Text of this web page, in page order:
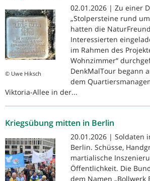
© Uwe Hiksch
02.01.2026 | Zu einer
„Stolpersteine rund um
hatten die
Interessierten
im Rahmen des
Wohnzimmer“
DenkMalTour begann
dem
Viktoria-Allee in der...
Kriegsübung mitten in Berlin
20.01.2026 | Soldaten
Berlin. Schüsse,
martialische
Öffentlichkeit. Die
dem Namen „Bollwerk